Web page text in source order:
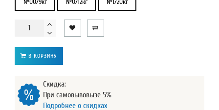
№00/9кг №0/12кг №1/20кг
В КОРЗИНУ
Скидка:
При самовывовызе 5%
Подробнее о скидках